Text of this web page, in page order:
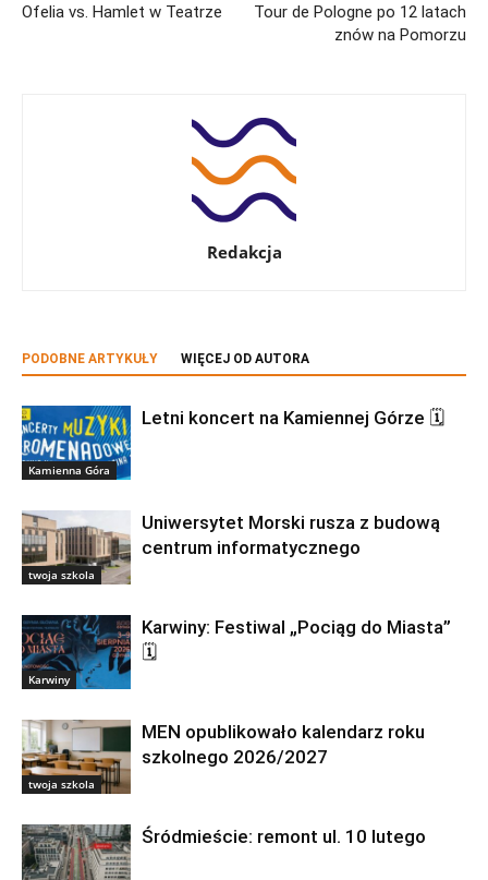
Ofelia vs. Hamlet w Teatrze
Tour de Pologne po 12 latach
znów na Pomorzu
Redakcja
PODOBNE ARTYKUŁY WIĘCEJ OD AUTORA
Kamienna Góra
Letni koncert na Kamiennej Górze 🗓
twoja szkola
Uniwersytet Morski rusza z budową
centrum informatycznego
Karwiny
Karwiny: Festiwal „Pociąg do Miasta”
🗓
twoja szkola
MEN opublikowało kalendarz roku
szkolnego 2026/2027
Śródmieście: remont ul. 10 lutego